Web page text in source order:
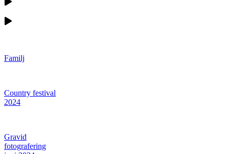
Familj
Country festival
2024
Gravid
fotografering